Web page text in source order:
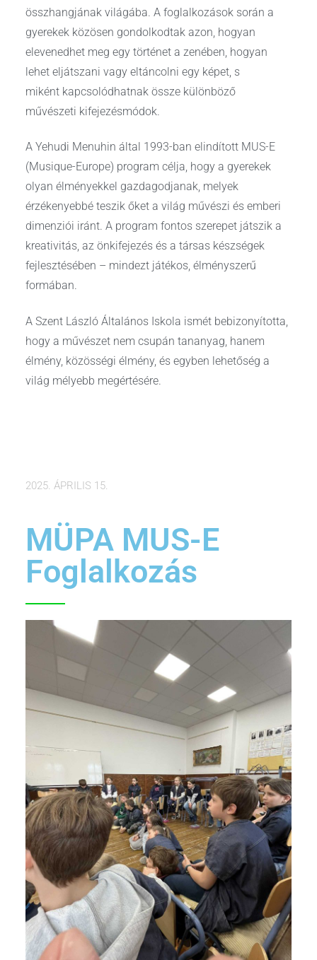
összhangjának világába. A foglalkozások során a
gyerekek közösen gondolkodtak azon, hogyan
elevenedhet meg egy történet a zenében, hogyan
lehet eljátszani vagy eltáncolni egy képet, s
miként kapcsolódhatnak össze különböző
művészeti kifejezésmódok.
A Yehudi Menuhin által 1993-ban elindított MUS-E
(Musique-Europe) program célja, hogy a gyerekek
olyan élményekkel gazdagodjanak, melyek
érzékenyebbé teszik őket a világ művészi és emberi
dimenziói iránt. A program fontos szerepet játszik a
kreativitás, az önkifejezés és a társas készségek
fejlesztésében – mindezt játékos, élményszerű
formában.
A Szent László Általános Iskola ismét bebizonyította,
hogy a művészet nem csupán tananyag, hanem
élmény, közösségi élmény, és egyben lehetőség a
világ mélyebb megértésére.
2025. ÁPRILIS 15.
MÜPA MUS-E
Foglalkozás